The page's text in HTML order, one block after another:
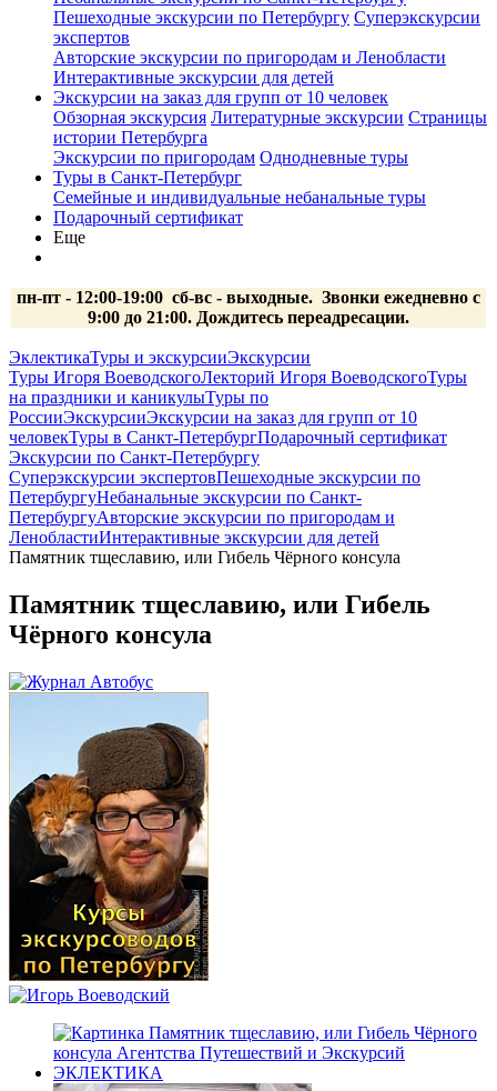
Пешеходные экскурсии по Петербургу Суперэкскурсии
экспертов
Авторские экскурсии по пригородам и Ленобласти
Интерактивные экскурсии для детей
Экскурсии на заказ для групп от 10 человек
Обзорная экскурсия Литературные экскурсии Страницы
истории Петербурга
Экскурсии по пригородам Однодневные туры
Туры в Санкт-Петербург
Семейные и индивидуальные небанальные туры
Подарочный сертификат
Еще
пн-пт - 12:00-19:00 сб-вс - выходные. Звонки ежедневно с
9:00 до 21:00. Дождитесь переадресации.
ЭклектикаТуры и экскурсииЭкскурсии
Туры Игоря ВоеводскогоЛекторий Игоря ВоеводскогоТуры
на праздники и каникулыТуры по
РоссииЭкскурсииЭкскурсии на заказ для групп от 10
человекТуры в Санкт-ПетербургПодарочный сертификат
Экскурсии по Санкт-Петербургу
Суперэкскурсии экспертовПешеходные экскурсии по
ПетербургуНебанальные экскурсии по Санкт-
ПетербургуАвторские экскурсии по пригородам и
ЛенобластиИнтерактивные экскурсии для детей
Памятник тщеславию, или Гибель Чёрного консула
Памятник тщеславию, или Гибель
Чёрного консула